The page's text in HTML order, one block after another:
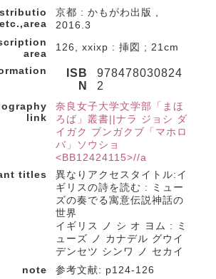
京都 : かもがわ出版 ,
2016.3
area
126, xxixp : 挿図 ; 21cm
ISB
N
978478030824
2
link
奈良女子大学文学部「まほ
ろば」叢書||ナラ ジョシ ダ
イガク ブンガクブ「マホロ
バ」ソウショ
<BB12424115>//a
titles
異なりアクセスタイトル:イ
ギリスの詩を読む : ミュー
ズの奏でる寓意伝説神話の
世界
イギリス ノ シ オ ヨム : ミ
ューズ ノ カナデル グウイ
デンセツ シンワ ノ セカイ
note
参考文献: p124-126